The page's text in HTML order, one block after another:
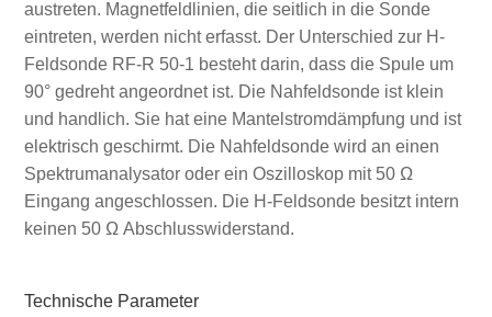
austreten. Magnetfeldlinien, die seitlich in die Sonde
eintreten, werden nicht erfasst. Der Unterschied zur H-
Feldsonde RF-R 50-1 besteht darin, dass die Spule um
90° gedreht angeordnet ist. Die Nahfeldsonde ist klein
und handlich. Sie hat eine Mantelstromdämpfung und ist
elektrisch geschirmt. Die Nahfeldsonde wird an einen
Spektrumanalysator oder ein Oszilloskop mit 50 Ω
Eingang angeschlossen. Die H-Feldsonde besitzt intern
keinen 50 Ω Abschlusswiderstand.
Technische Parameter